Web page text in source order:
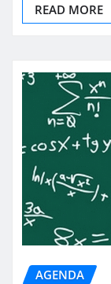
READ MORE
AGENDA